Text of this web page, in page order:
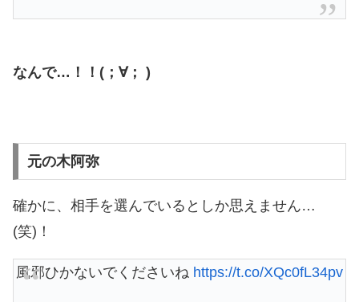
なんで…！！(；∀； )
元の木阿弥
確かに、相手を選んでいるとしか思えません…
(笑)！
風邪ひかないでくださいね https://t.co/XQc0fL34pv